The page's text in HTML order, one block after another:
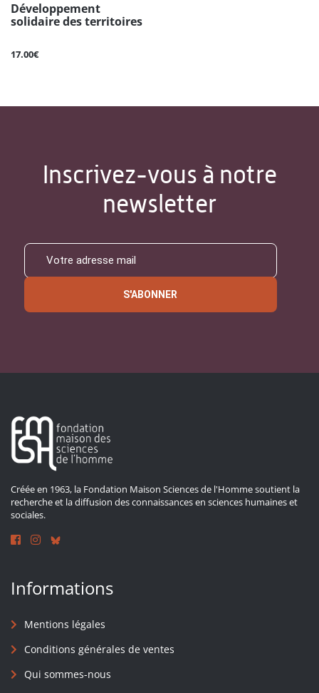
Développement
solidaire des territoires
17.00€
Inscrivez-vous à notre
newsletter
S'ABONNER
Créée en 1963, la Fondation Maison Sciences de l'Homme soutient la
recherche et la diffusion des connaissances en sciences humaines et
sociales.
Informations
Mentions légales
Conditions générales de ventes
Qui sommes-nous